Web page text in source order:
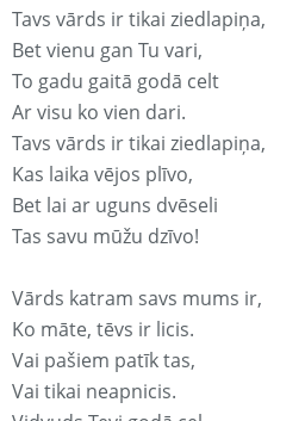
Tavs vārds ir tikai ziedlapiņa,
Bet vienu gan Tu vari,
To gadu gaitā godā celt
Ar visu ko vien dari.
Tavs vārds ir tikai ziedlapiņa,
Kas laika vējos plīvo,
Bet lai ar uguns dvēseli
Tas savu mūžu dzīvo!
Vārds katram savs mums ir,
Ko māte, tēvs ir licis.
Vai pašiem patīk tas,
Vai tikai neapnicis.